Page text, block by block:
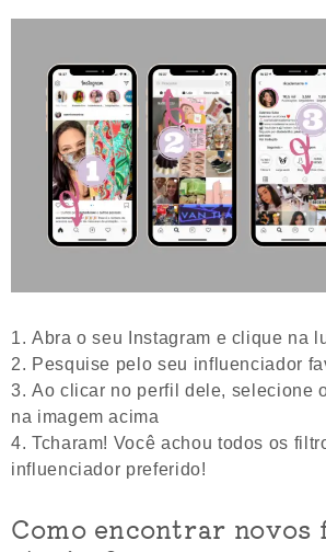
Abra o seu Instagram e clique na
Pesquise pelo seu influenciador
Ao clicar no perfil dele, selecione
na imagem acima
Tcharam! Você achou todos os
influenciador preferido!
Como encontrar